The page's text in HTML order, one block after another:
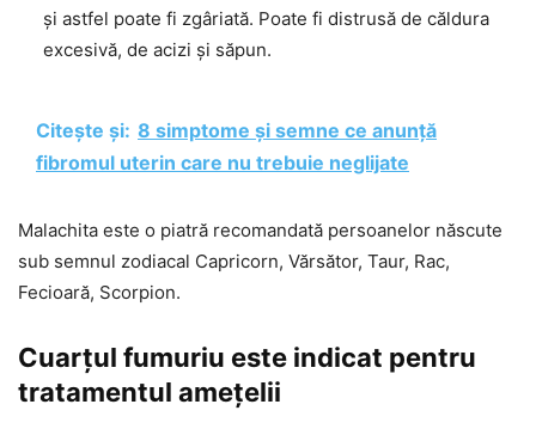
și astfel poate fi zgâriată. Poate fi distrusă de căldura
excesivă, de acizi și săpun.
Citește și: 8 simptome și semne ce anunță
fibromul uterin care nu trebuie neglijate
Malachita este o piatră recomandată persoanelor născute
sub semnul zodiacal Capricorn, Vărsător, Taur, Rac,
Fecioară, Scorpion.
Cuarțul fumuriu este indicat pentru
tratamentul amețelii